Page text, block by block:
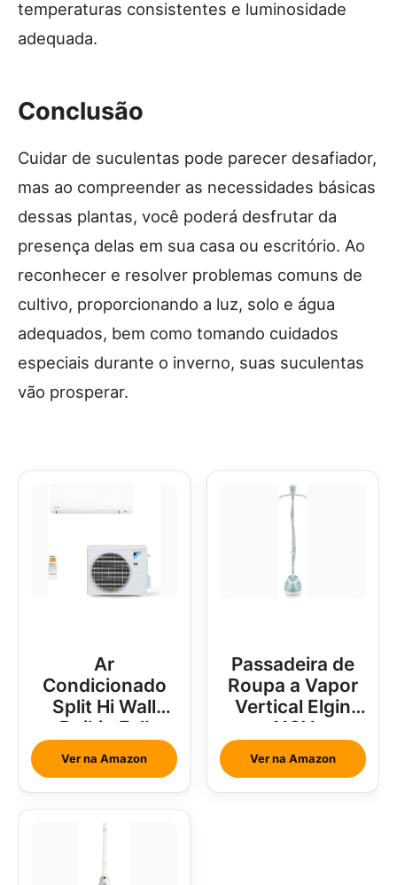
temperaturas consistentes e luminosidade
adequada.
Conclusão
Cuidar de suculentas pode parecer desafiador,
mas ao compreender as necessidades básicas
dessas plantas, você poderá desfrutar da
presença delas em sua casa ou escritório. Ao
reconhecer e resolver problemas comuns de
cultivo, proporcionando a luz, solo e água
adequados, bem como tomando cuidados
especiais durante o inverno, suas suculentas
vão prosperar.
Ar
Condicionado
Split Hi Wall
Daikin Full
Inverter 18000
Btus
Ver na Amazon
Passadeira de
Roupa a Vapor
Vertical Elgin
110V
Ver na Amazon